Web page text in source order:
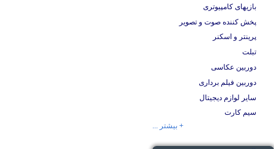
بازیهای کامپیوتری
پخش کننده صوت و تصویر
پرینتر و اسکنر
تبلت
دوربین عکاسی
دوربین فیلم برداری
سایر لوازم دیجیتال
سیم کارت
+ بیشتر ...